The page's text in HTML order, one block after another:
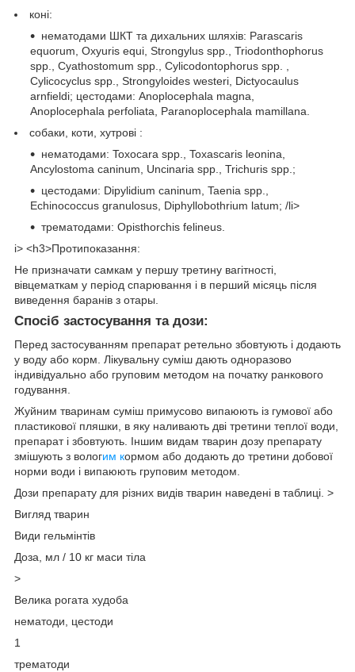
коні:
нематодами ШКТ та дихальних шляхів: Parascaris
equorum, Oxyuris equi, Strongylus spp., Triodonthophorus
spp., Cyathostomum spp., Cylicodontophorus spp. ,
Cylicocyclus spp., Strongyloides westeri, Dictyocaulus
arnfieldi; цестодами: Anoplocephala magna,
Anoplocephala perfoliata, Paranoplocephala mamillana.
собаки, коти, хутрові :
нематодами: Toxocara spp., Toxascaris leonina,
Ancylostoma caninum, Uncinaria spp., Trichuris spp.;
цестодами: Dipylidium caninum, Taenia spp.,
Echinococcus granulosus, Diphyllobothrium latum; /li>
трематодами: Opisthorchis felineus.
i> <h3>Протипоказання:
Не призначати самкам у першу третину вагітності,
вівцематкам у період спарювання і в перший місяць після
виведення баранів з отары.
Спосіб застосування та дози:
Перед застосуванням препарат ретельно збовтують і додають
у воду або корм. Лікувальну суміш дають одноразово
індивідуально або груповим методом на початку ранкового
годування.
Жуйним тваринам суміш примусово випаюють із гумової або
пластикової пляшки, в яку наливають дві третини теплої води,
препарат і збовтують. Іншим видам тварин дозу препарату
змішують з вологим кормом або додають до третини добової
норми води і випаюють груповим методом.
Дози препарату для різних видів тварин наведені в таблиці. >
Вигляд тварин
Види гельмінтів
Доза, мл / 10 кг маси тіла
>
Велика рогата худоба
нематоди, цестоди
1
трематоди